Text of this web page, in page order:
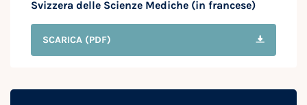
Svizzera delle Scienze Mediche (in francese)
SCARICA (PDF)